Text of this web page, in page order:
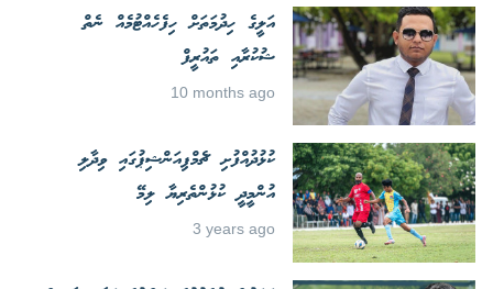
އަލީގެ ހިދުމަތަށް ހިފެހެއްޓުމެއް ނެތް
ޝުކުރާއި ތައުރީފް
10 months ago
ކުޅުދުއްފުށި ޗެމްޕިއަންޝިޕުގައި ވިދާލި
އުންމީދީ ކުޅުންތެރިޔާ ލިމޭ
3 years ago